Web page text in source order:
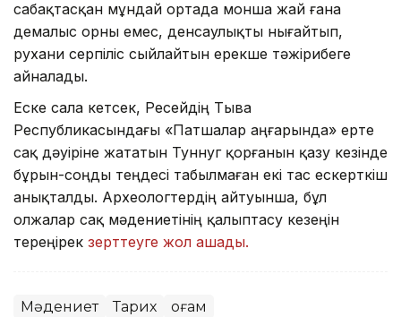
сабақтасқан мұндай ортада монша жай ғана
демалыс орны емес, денсаулықты нығайтып,
рухани серпіліс сыйлайтын ерекше тәжірибеге
айналады.
Еске сала кетсек, Ресейдің Тыва
Республикасындағы «Патшалар аңғарында» ерте
сақ дәуіріне жататын Туннуг қорғанын қазу кезінде
бұрын-соңды теңдесі табылмаған екі тас ескерткіш
анықталды. Археологтердің айтуынша, бұл
олжалар сақ мәдениетінің қалыптасу кезеңін
тереңірек зерттеуге жол ашады.
Мәдениет Тарих Қоғам